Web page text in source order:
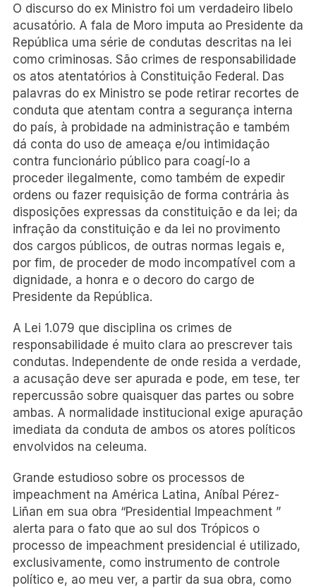
O discurso do ex Ministro foi um verdadeiro libelo
acusatório. A fala de Moro imputa ao Presidente da
República uma série de condutas descritas na lei
como criminosas. São crimes de responsabilidade
os atos atentatórios à Constituição Federal. Das
palavras do ex Ministro se pode retirar recortes de
conduta que atentam contra a segurança interna
do país, à probidade na administração e também
dá conta do uso de ameaça e/ou intimidação
contra funcionário público para coagí-lo a
proceder ilegalmente, como também de expedir
ordens ou fazer requisição de forma contrária às
disposições expressas da constituição e da lei; da
infração da constituição e da lei no provimento
dos cargos públicos, de outras normas legais e,
por fim, de proceder de modo incompatível com a
dignidade, a honra e o decoro do cargo de
Presidente da República.
A Lei 1.079 que disciplina os crimes de
responsabilidade é muito clara ao prescrever tais
condutas. Independente de onde resida a verdade,
a acusação deve ser apurada e pode, em tese, ter
repercussão sobre quaisquer das partes ou sobre
ambas. A normalidade institucional exige apuração
imediata da conduta de ambos os atores políticos
envolvidos na celeuma.
Grande estudioso sobre os processos de
impeachment na América Latina, Aníbal Pérez-
Liñan em sua obra “Presidential Impeachment ”
alerta para o fato que ao sul dos Trópicos o
processo de impeachment presidencial é utilizado,
exclusivamente, como instrumento de controle
político e, ao meu ver, a partir da sua obra, como